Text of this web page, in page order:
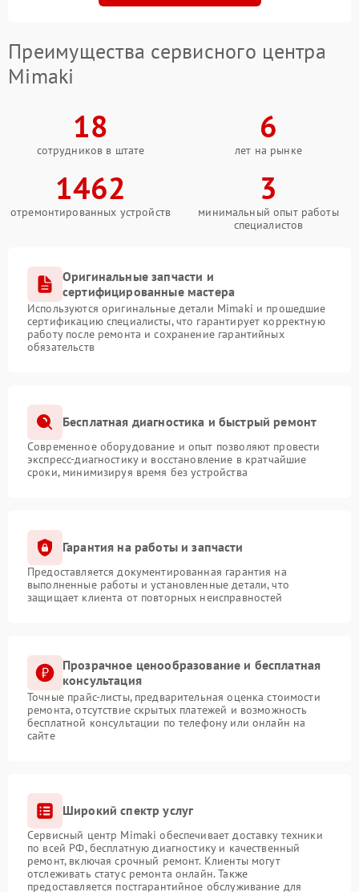
Преимущества сервисного центра
Mimaki
18
сотрудников в штате
6
лет на рынке
1462
отремонтированных устройств
3
минимальный опыт работы
специалистов
Оригинальные запчасти и
сертифицированные мастера
Используются оригинальные детали Mimaki и прошедшие
сертификацию специалисты, что гарантирует корректную
работу после ремонта и сохранение гарантийных
обязательств
Бесплатная диагностика и быстрый ремонт
Современное оборудование и опыт позволяют провести
экспресс-диагностику и восстановление в кратчайшие
сроки, минимизируя время без устройства
Гарантия на работы и запчасти
Предоставляется документированная гарантия на
выполненные работы и установленные детали, что
защищает клиента от повторных неисправностей
Прозрачное ценообразование и бесплатная
консультация
Точные прайс-листы, предварительная оценка стоимости
ремонта, отсутствие скрытых платежей и возможность
бесплатной консультации по телефону или онлайн на
сайте
Широкий спектр услуг
Сервисный центр Mimaki обеспечивает доставку техники
по всей РФ, бесплатную диагностику и качественный
ремонт, включая срочный ремонт. Клиенты могут
отслеживать статус ремонта онлайн. Также
предоставляется постгарантийное обслуживание для